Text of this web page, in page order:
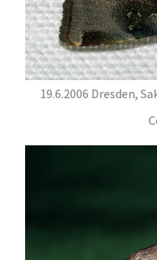
19.6.2006 Dresden,